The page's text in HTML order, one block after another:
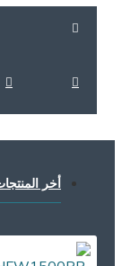
أخر المنتجات